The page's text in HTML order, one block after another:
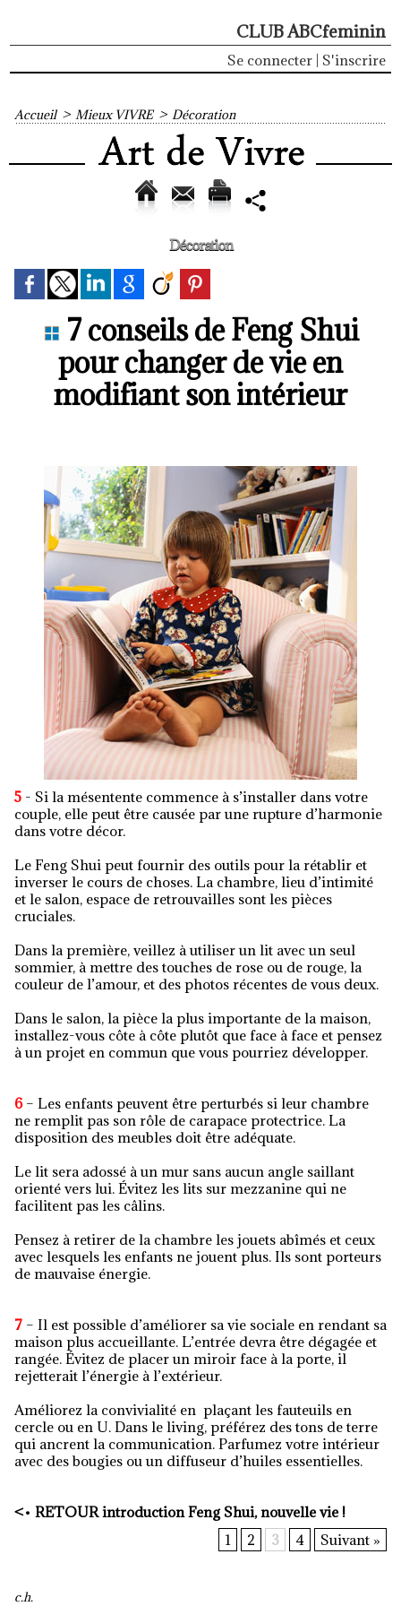
CLUB ABCfeminin
Se connecter S'inscrire
Accueil > Mieux VIVRE > Décoration
Décoration
7 conseils de Feng Shui
pour changer de vie en
modifiant son intérieur
5 - Si la mésentente commence à s’installer dans votre
couple, elle peut être causée par une rupture d’harmonie
dans votre décor.
Le Feng Shui peut fournir des outils pour la rétablir et
inverser le cours de choses. La chambre, lieu d’intimité
et le salon, espace de retrouvailles sont les pièces
cruciales.
Dans la première, veillez à utiliser un lit avec un seul
sommier, à mettre des touches de rose ou de rouge, la
couleur de l’amour, et des photos récentes de vous deux.
Dans le salon, la pièce la plus importante de la maison,
installez-vous côte à côte plutôt que face à face et pensez
à un projet en commun que vous pourriez développer.
6– Les enfants peuvent être perturbés si leur chambre
ne remplit pas son rôle de carapace protectrice. La
disposition des meubles doit être adéquate.
Le lit sera adossé à un mur sans aucun angle saillant
orienté vers lui. Évitez les lits sur mezzanine qui ne
facilitent pas les câlins.
Pensez à retirer de la chambre les jouets abîmés et ceux
avec lesquels les enfants ne jouent plus. Ils sont porteurs
de mauvaise énergie.
7 – Il est possible d’améliorer sa vie sociale en rendant sa
maison plus accueillante. L’entrée devra être dégagée et
rangée. Évitez de placer un miroir face à la porte, il
rejetterait l’énergie à l’extérieur.
Améliorez la convivialité en plaçant les fauteuils en
cercle ou en U. Dans le living, préférez des tons de terre
qui ancrent la communication. Parfumez votre intérieur
avec des bougies ou un diffuseur d’huiles essentielles.
<• RETOUR introduction Feng Shui, nouvelle vie !
1
2 3 4 Suivant »
c.h.